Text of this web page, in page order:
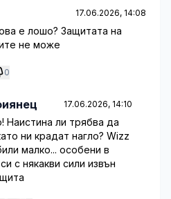
17.06.2026, 14:08
е лошо? Защитата на
не може
0
17.06.2026, 14:10
Наистина ли трябва да
ни крадат нагло? Wizz
малко... особени в
с някакви сили извън